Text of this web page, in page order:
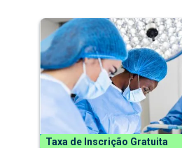
Taxa de Inscrição Gratuita